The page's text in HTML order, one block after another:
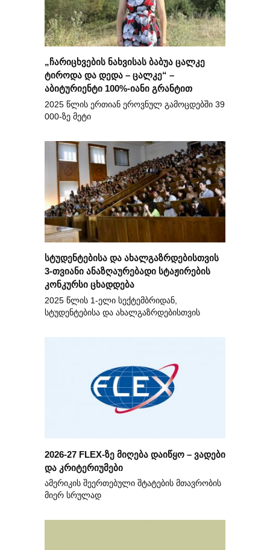
„ჩარიცხვების ნახვისას ბაბუა ცალკე
ტიროდა და დედა – ცალკე“ –
აბიტურიენტი 100%-იანი გრანტით
2025 წლის ერთიან ეროვნულ გამოცდებში 39
000-ზე მეტი
სტუდენტებისა და ახალგაზრდებისთვის
3-თვიანი ანაზღაურებადი სტაჟირების
კონკურსი ცხადდება
2025 წლის 1-ელი სექტემბრიდან,
სტუდენტებისა და ახალგაზრდებისთვის
2026-27 FLEX-ზე მიღება დაიწყო – ვადები
და კრიტერიუმები
ამერიკის შეერთებული შტატების მთავრობის
მიერ სრულად